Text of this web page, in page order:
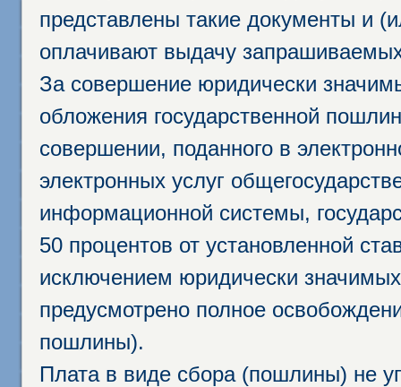
представлены такие документы и
оплачивают выдачу
За совершение юридически
обложения государственной
совершении, поданного в
электронных услуг
информационной системы,
50 процентов от установленной
исключением юридически
предусмотрено полное
пошлины).
Плата в виде сбора (пошлины) не